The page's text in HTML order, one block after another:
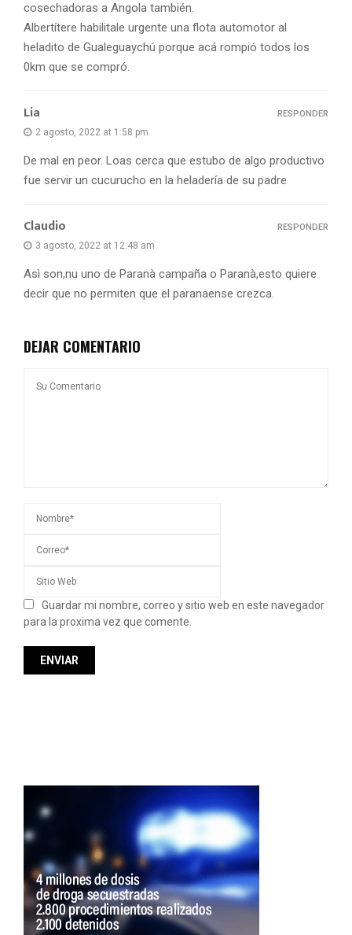
cosechadoras a Angola también.
Albertítere habilitale urgente una flota automotor al
heladito de Gualeguaychú porque acá rompió todos los
0km que se compró.
Lia
2 agosto, 2022 at 1:58 pm
De mal en peor. Loas cerca que estubo de algo productivo
fue servir un cucurucho en la heladería de su padre
RESPONDER
Claudio
3 agosto, 2022 at 12:48 am
Asì son,nu uno de Paranà campaña o Paranà,esto quiere
decir que no permiten que el paranaense crezca.
RESPONDER
DEJAR COMENTARIO
Guardar mi nombre, correo y sitio web en este navegador
para la proxima vez que comente.